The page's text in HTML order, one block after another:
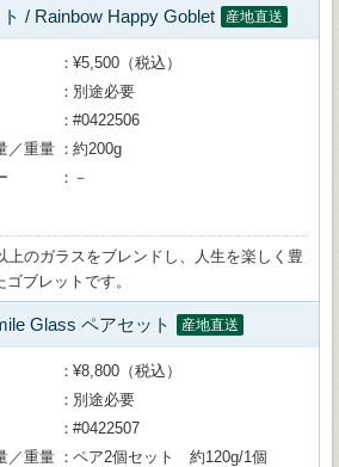
/ Rainbow Happy Goblet 産地直送
¥5,500（税込）
別途必要
#0422506
／重量
約200g
－
上のガラスをブレンドし、人生を楽しく豊
ブレットです。
Glass ペアセット 産地直送
¥8,800（税込）
別途必要
#0422507
／重量
ペア2個セット 約120g/1個